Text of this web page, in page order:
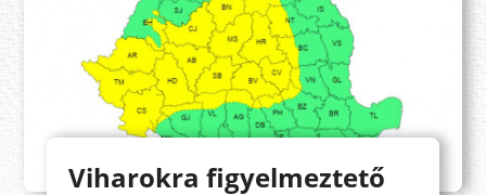
Viharokra figyelmeztető